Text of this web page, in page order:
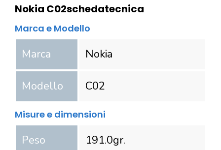
Nokia C02schedatecnica
Marca e Modello
Marca Nokia
Modello C02
Misure e dimensioni
Peso 191.0gr.